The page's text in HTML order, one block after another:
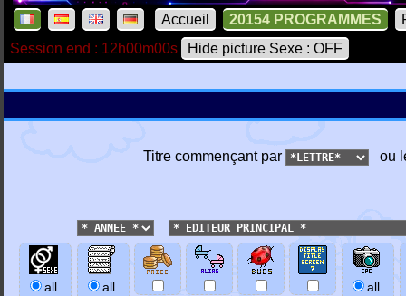
Accueil 20154 PROGRAMMES
Session end : 12h00m00s
Hide picture Sexe : OFF
Titre commençant par ou
all
all
all